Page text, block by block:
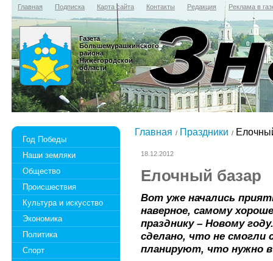
Главная Подписка Карта сайта Контакты Редакция Реклама в
Газета
Большемурашкинского
района
Нижегородской
области
Год Победы
Наши земляки
Общество
Происшествия
Культура и искусство
Экономика
Политика
Спорт
Главная Праздники
18.12.2012
Елочный базар
Вот уже начались
наверное, самому
празднику – Новому
сделано, что не смогли
планируют, что нужно